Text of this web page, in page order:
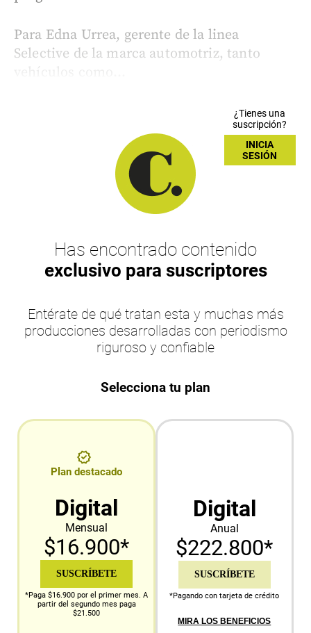
Para Edna Urrea, gerente de la linea
Selective de la marca automotriz, tanto
vehículos como...
¿Tienes una
suscripción?
INICIA
SESIÓN
Has encontrado contenido
exclusivo para suscriptores
Entérate de qué tratan esta y muchas más
producciones desarrolladas con periodismo
riguroso y confiable
Selecciona tu plan
Plan destacado
Digital
Mensual
$16.900*
SUSCRÍBETE
*Paga $16.900 por el primer mes. A
partir del segundo mes paga
$21.500
Digital
Anual
$222.800*
SUSCRÍBETE
*Pagando con tarjeta de crédito
MIRA LOS BENEFICIOS